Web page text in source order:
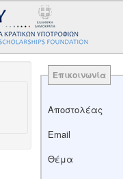
Επικοινωνία
Αποστολέας
Email
Θέμα